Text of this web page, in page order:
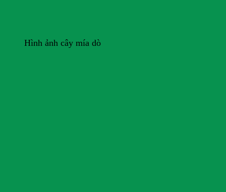
Hình ảnh cây mía dò